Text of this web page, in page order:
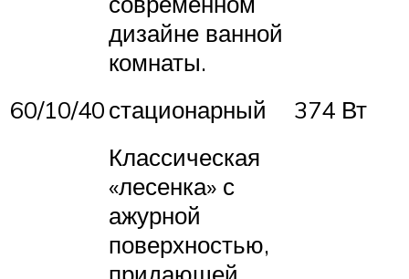
дизайне ванной
комнаты.
60/10/40стационарный 374 Вт
Классическая
«лесенка» с
ажурной
поверхностью,